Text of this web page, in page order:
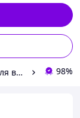
Продавец LOOM LINE - домашняя одежда для всей семьи 98%